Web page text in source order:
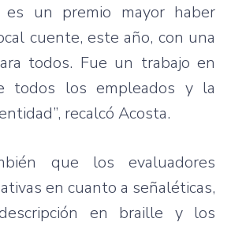
es un premio mayor haber
cuente, este año, con una
todos. Fue un trabajo en
todos los empleados y la
, recalcó Acosta.
que los evaluadores
en cuanto a señaléticas,
en braille y los